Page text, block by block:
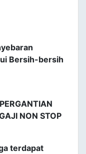
Bersih-bersih
NON STOP
terdapat